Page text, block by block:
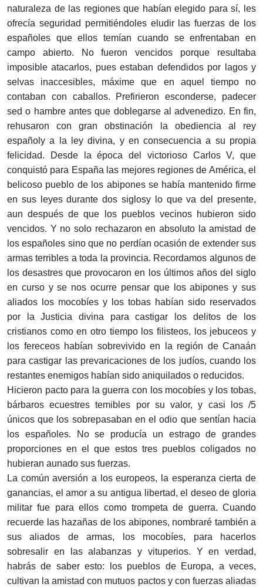
naturaleza de las regiones que habían elegido para sí, les
ofrecía seguridad permitiéndoles eludir las fuerzas de los
españoles que ellos temían cuando se enfrentaban en
campo abierto. No fueron vencidos porque resultaba
imposible atacarlos, pues estaban defendidos por lagos y
selvas inaccesibles, máxime que en aquel tiempo no
contaban con caballos. Prefirieron esconderse, padecer
sed o hambre antes que doblegarse al advenedizo. En fin,
rehusaron con gran obstinación la obediencia al rey
españoly a la ley divina, y en consecuencia a su propia
felicidad. Desde la época del victorioso Carlos V, que
conquistó para España las mejores regiones de América, el
belicoso pueblo de los abipones se había mantenido firme
en sus leyes durante dos siglosy lo que va del presente,
aun después de que los pueblos vecinos hubieron sido
vencidos. Y no solo rechazaron en absoluto la amistad de
los españoles sino que no perdían ocasión de extender sus
armas terribles a toda la provincia. Recordamos algunos de
los desastres que provocaron en los últimos años del siglo
en curso y se nos ocurre pensar que los abipones y sus
aliados los mocobíes y los tobas habían sido reservados
por la Justicia divina para castigar los delitos de los
cristianos como en otro tiempo los filisteos, los jebuceos y
los fereceos habían sobrevivido en la región de Canaán
para castigar las prevaricaciones de los judíos, cuando los
restantes enemigos habían sido aniquilados o reducidos.
Hicieron pacto para la guerra con los mocobíes y los tobas,
bárbaros ecuestres temibles por su valor, y casi los /5
únicos que los sobrepasaban en el odio que sentían hacia
los españoles. No se producía un estrago de grandes
proporciones en el que estos tres pueblos coligados no
hubieran aunado sus fuerzas.
La común aversión a los europeos, la esperanza cierta de
ganancias, el amor a su antigua libertad, el deseo de gloria
militar fue para ellos como trompeta de guerra. Cuando
recuerde las hazañas de los abipones, nombraré también a
sus aliados de armas, los mocobíes, para hacerlos
sobresalir en las alabanzas y vituperios. Y en verdad,
habrás de saber esto: los pueblos de Europa, a veces,
cultivan la amistad con mutuos pactos y con fuerzas aliadas